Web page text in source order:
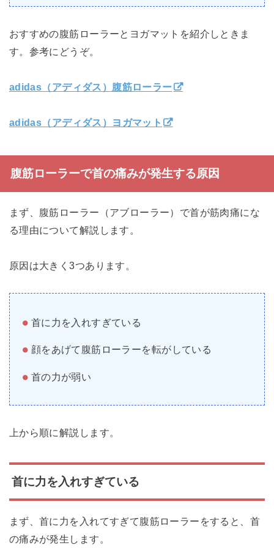
おすすめの腹筋ローラーとヨガマットを紹介しときま
す。参考にどうぞ。
adidas（アディダス）腹筋ローラー
adidas（アディダス）ヨガマット
腹筋ローラーで首の痛みが発生する原因
まず、腹筋ローラー（アブローラー）で首が筋肉痛にな
る理由について解説します。
原因は大きく3つあります。
首に力を入れすぎている
顔をあげて腹筋ローラーを転がしている
首の力が弱い
上から順に解説します。
首に力を入れすぎている
まず、首に力を入れてすぎて腹筋ローラーをすると、首
の痛みが発生します。